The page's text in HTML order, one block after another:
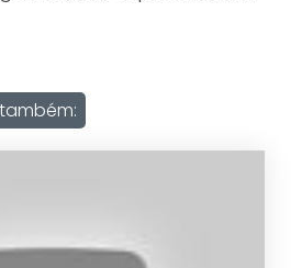
também: